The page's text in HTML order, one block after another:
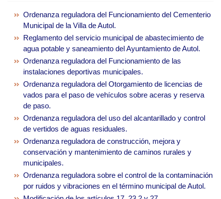
Ordenanza reguladora del Funcionamiento del Cementerio
Municipal de la Villa de Autol.
Reglamento del servicio municipal de abastecimiento de
agua potable y saneamiento del Ayuntamiento de Autol.
Ordenanza reguladora del Funcionamiento de las
instalaciones deportivas municipales.
Ordenanza reguladora del Otorgamiento de licencias de
vados para el paso de vehículos sobre aceras y reserva
de paso.
Ordenanza reguladora del uso del alcantarillado y control
de vertidos de aguas residuales.
Ordenanza reguladora de construcción, mejora y
conservación y mantenimiento de caminos rurales y
municipales.
Ordenanza reguladora sobre el control de la contaminación
por ruidos y vibraciones en el término municipal de Autol.